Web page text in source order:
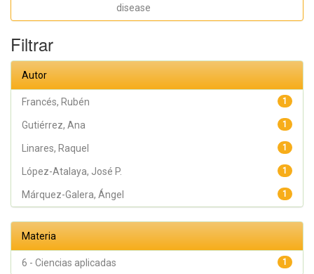
disease
Filtrar
Autor
1
Francés, Rubén
1
Gutiérrez, Ana
1
Linares, Raquel
1
López-Atalaya, José P.
1
Márquez-Galera, Ángel
Materia
1
6 - Ciencias aplicadas